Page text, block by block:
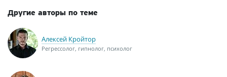
Другие авторы по теме
Алексей Кройтор
Регрессолог, гипнолог, психолог